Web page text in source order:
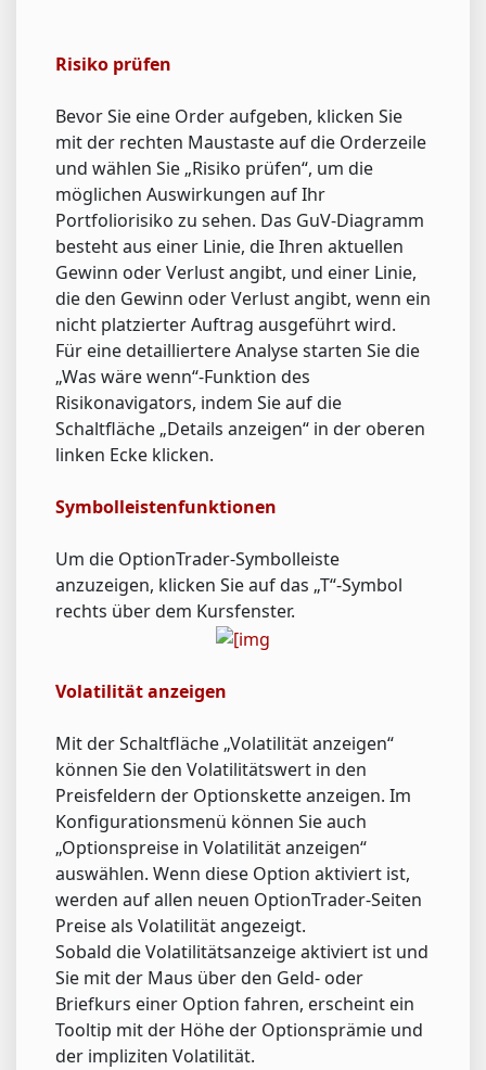
Risiko prüfen
Bevor Sie eine Order aufgeben, klicken Sie
mit der rechten Maustaste auf die Orderzeile
und wählen Sie „Risiko prüfen“, um die
möglichen Auswirkungen auf Ihr
Portfoliorisiko zu sehen. Das GuV-Diagramm
besteht aus einer Linie, die Ihren aktuellen
Gewinn oder Verlust angibt, und einer Linie,
die den Gewinn oder Verlust angibt, wenn ein
nicht platzierter Auftrag ausgeführt wird.
Für eine detailliertere Analyse starten Sie die
„Was wäre wenn“-Funktion des
Risikonavigators, indem Sie auf die
Schaltfläche „Details anzeigen“ in der oberen
linken Ecke klicken.
Symbolleistenfunktionen
Um die OptionTrader-Symbolleiste
anzuzeigen, klicken Sie auf das „T“-Symbol
rechts über dem Kursfenster.
Volatilität anzeigen
Mit der Schaltfläche „Volatilität anzeigen“
können Sie den Volatilitätswert in den
Preisfeldern der Optionskette anzeigen. Im
Konfigurationsmenü können Sie auch
„Optionspreise in Volatilität anzeigen“
auswählen. Wenn diese Option aktiviert ist,
werden auf allen neuen OptionTrader-Seiten
Preise als Volatilität angezeigt.
Sobald die Volatilitätsanzeige aktiviert ist und
Sie mit der Maus über den Geld- oder
Briefkurs einer Option fahren, erscheint ein
Tooltip mit der Höhe der Optionsprämie und
der impliziten Volatilität.